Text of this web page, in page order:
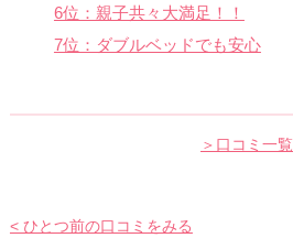
6位：親子共々大満足！！
7位：ダブルベッドでも安心
＞口コミ一覧
< ひとつ前の口コミをみる